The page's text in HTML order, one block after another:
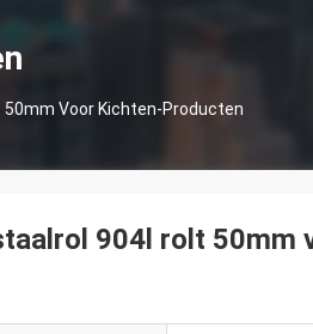
50mm Voor Kichten-Producten
904l rolt 50mm